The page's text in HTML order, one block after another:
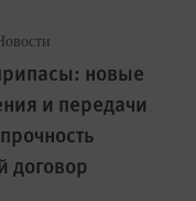
новые
и передачи
договор